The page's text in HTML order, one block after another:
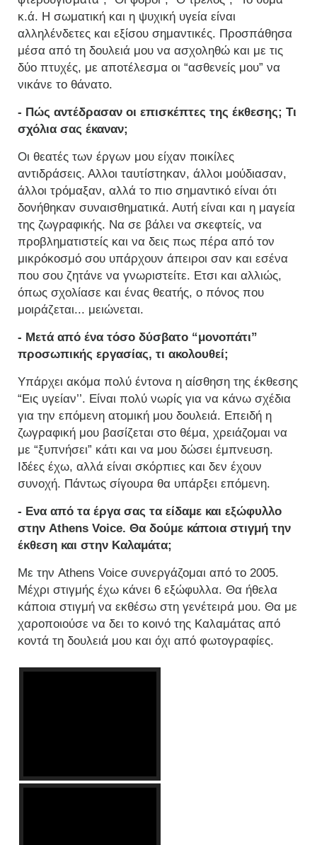
κ.ά. Η σωματική και η ψυχική υγεία είναι
αλληλένδετες και εξίσου σημαντικές. Προσπάθησα
μέσα από τη δουλειά μου να ασχοληθώ και με τις
δύο πτυχές, με αποτέλεσμα οι “ασθενείς μου” να
νικάνε το θάνατο.
- Πώς αντέδρασαν οι επισκέπτες της έκθεσης; Τι
σχόλια σας έκαναν;
Οι θεατές των έργων μου είχαν ποικίλες
αντιδράσεις. Αλλοι ταυτίστηκαν, άλλοι μούδιασαν,
άλλοι τρόμαξαν, αλλά το πιο σημαντικό είναι ότι
δονήθηκαν συναισθηματικά. Αυτή είναι και η μαγεία
της ζωγραφικής. Να σε βάλει να σκεφτείς, να
προβληματιστείς και να δεις πως πέρα από τον
μικρόκοσμό σου υπάρχουν άπειροι σαν και εσένα
που σου ζητάνε να γνωριστείτε. Ετσι και αλλιώς,
όπως σχολίασε και ένας θεατής, ο πόνος που
μοιράζεται... μειώνεται.
- Μετά από ένα τόσο δύσβατο “μονοπάτι”
προσωπικής εργασίας, τι ακολουθεί;
Υπάρχει ακόμα πολύ έντονα η αίσθηση της έκθεσης
“Εις υγείαν’’. Είναι πολύ νωρίς για να κάνω σχέδια
για την επόμενη ατομική μου δουλειά. Επειδή η
ζωγραφική μου βασίζεται στο θέμα, χρειάζομαι να
με “ξυπνήσει” κάτι και να μου δώσει έμπνευση.
Ιδέες έχω, αλλά είναι σκόρπιες και δεν έχουν
συνοχή. Πάντως σίγουρα θα υπάρξει επόμενη.
- Ενα από τα έργα σας τα είδαμε και εξώφυλλο
στην Athens Voice. Θα δούμε κάποια στιγμή την
έκθεση και στην Καλαμάτα;
Με την Athens Voice συνεργάζομαι από το 2005.
Μέχρι στιγμής έχω κάνει 6 εξώφυλλα. Θα ήθελα
κάποια στιγμή να εκθέσω στη γενέτειρά μου. Θα με
χαροποιούσε να δει το κοινό της Καλαμάτας από
κοντά τη δουλειά μου και όχι από φωτογραφίες.